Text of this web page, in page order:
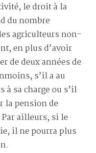
le droit à la
du nombre
agriculteurs non-
en plus d’avoir
de deux années de
s’il a au
sa charge ou s’il
la pension de
ailleurs, si le
il ne pourra plus